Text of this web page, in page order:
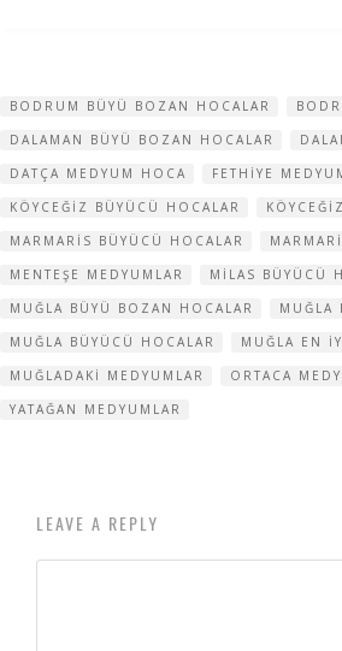
BODRUM BÜYÜ BOZAN HOCALAR
DALAMAN BÜYÜ BOZAN HOCALAR
DATÇA MEDYUM HOCA
FETHIYE
KÖYCEĞIZ BÜYÜCÜ HOCALAR
MARMARIS BÜYÜCÜ HOCALAR
MENTEŞE MEDYUMLAR
MILAS BÜYÜCÜ
MUĞLA BÜYÜ BOZAN HOCALAR
MUĞLA
MUĞLA BÜYÜCÜ HOCALAR
MUĞLA EN
MUĞLADAKI MEDYUMLAR
ORTACA
YATAĞAN MEDYUMLAR
LEAVE A REPLY